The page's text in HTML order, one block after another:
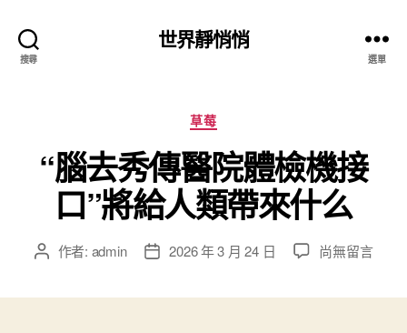
搜尋
世界靜悄悄
選單
分
類
草莓
“腦去秀傳醫院體檢機接
口”將給人類帶來什么
文 作者: admin
文 2026 年 3 月 24 日
在
尚無留言